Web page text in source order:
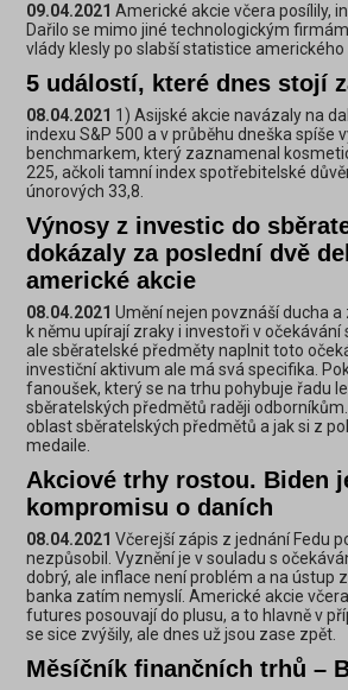
09.04.2021 Americké akcie včera posílily,
Dařilo se mimo jiné technologickým
vlády klesly po slabší statistice
5 událostí, které dnes stojí
08.04.2021 1) Asijské akcie navázaly na
indexu S&P 500 a v průběhu dneška spíše
benchmarkem, který zaznamenal
225, ačkoli tamní index spotřebitelské
únorových 33,8.
Výnosy z investic do
dokázaly za poslední dvě
americké akcie
08.04.2021 Umění nejen povznáší ducha
k němu upírají zraky i investoři v
ale sběratelské předměty naplnit toto
investiční aktivum ale má svá specifika.
fanoušek, který se na trhu pohybuje řadu
sběratelských předmětů raději
oblast sběratelských předmětů a jak si z
medaile.
Akciové trhy rostou. Biden
kompromisu o daních
08.04.2021 Včerejší zápis z jednání Fedu
nezpůsobil. Vyznění je v souladu s
dobrý, ale inflace není problém a na ústup
banka zatím nemyslí. Americké akcie
futures posouvají do plusu, a to hlavně v
se sice zvýšily, ale dnes už jsou zase zpět.
Měsíčník finančních trhů –